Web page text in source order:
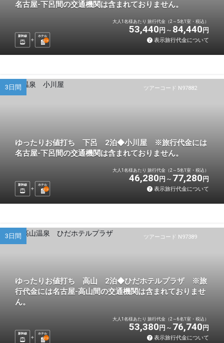
名古屋-下呂間の交通機関は含まれておりません。
新幹線
ホテル
2泊
大人1名様あたり 旅行代金（2～5名1室・税込）
53,440 円 84,440 円
表示旅行代金について
ツアーコード N97882
3日間
ゆったりお値打ち 下呂 2泊◆小川屋 ※旅行代金には
名古屋-下呂間の交通機関は含まれておりません。
新幹線
ホテル
2泊
大人1名様あたり 旅行代金（2～5名1室・税込）
46,280 円 77,280 円
表示旅行代金について
ツアーコード N97389
3日間
ゆったりお値打ち 高山 2泊◆ひだホテルプラザ ※旅
行代金には名古屋-高山間の交通機関は含まれておりませ
ん。
新幹線
ホテル
2泊
大人1名様あたり 旅行代金（2～6名1室・税込）
53,380 円 76,740 円
表示旅行代金について